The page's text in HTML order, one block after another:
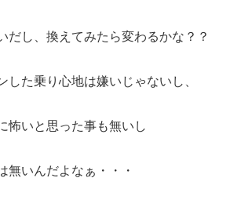
だし、換えてみたら変わるかな？？
した乗り心地は嫌いじゃないし、
怖いと思った事も無いし
無いんだよなぁ・・・